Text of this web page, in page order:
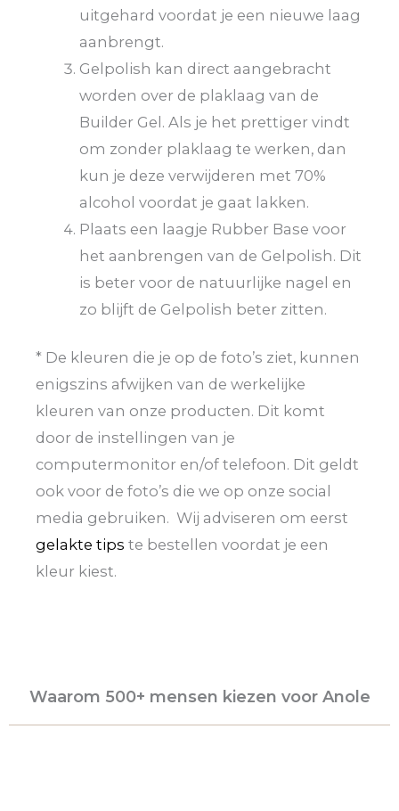
uitgehard voordat je een nieuwe laag
aanbrengt.
Gelpolish kan direct aangebracht
worden over de plaklaag van de
Builder Gel. Als je het prettiger vindt
om zonder plaklaag te werken, dan
kun je deze verwijderen met 70%
alcohol voordat je gaat lakken.
Plaats een laagje Rubber Base voor
het aanbrengen van de Gelpolish. Dit
is beter voor de natuurlijke nagel en
zo blijft de Gelpolish beter zitten.
* De kleuren die je op de foto’s ziet, kunnen
enigszins afwijken van de werkelijke
kleuren van onze producten. Dit komt
door de instellingen van je
computermonitor en/of telefoon. Dit geldt
ook voor de foto’s die we op onze social
media gebruiken. Wij adviseren om eerst
gelakte tips te bestellen voordat je een
kleur kiest.
Waarom 500+ mensen kiezen voor Anole